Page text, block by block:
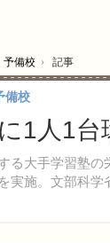
予備校 › 記事
1人1台
大手学習塾の
実施。文部科
備校